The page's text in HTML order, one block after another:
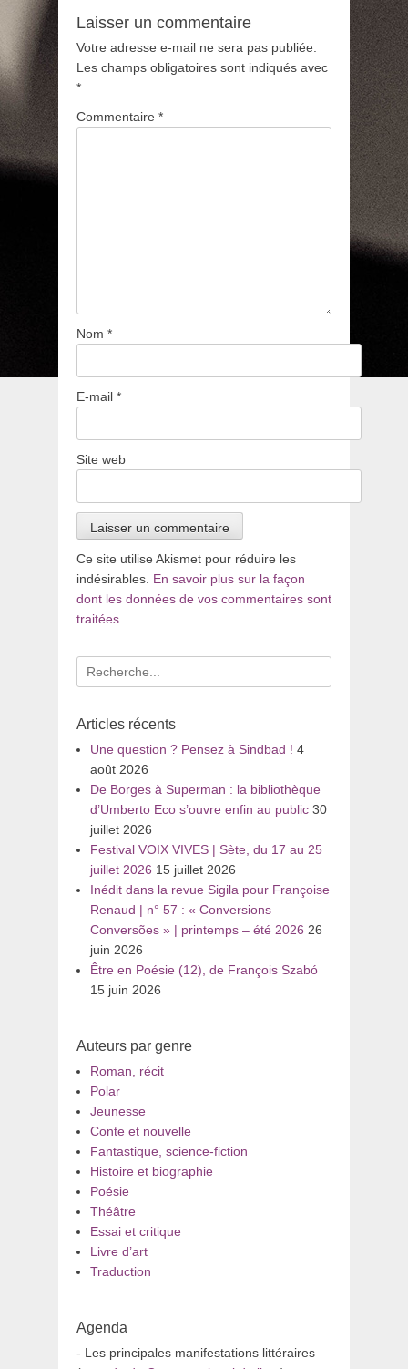
Laisser un commentaire
Votre adresse e-mail ne sera pas publiée.
Les champs obligatoires sont indiqués avec
*
Commentaire *
Nom *
E-mail *
Site web
Ce site utilise Akismet pour réduire les
indésirables. En savoir plus sur la façon
dont les données de vos commentaires sont
traitées
Recherche
pour
Articles récents
Une question ? Pensez à Sindbad ! 4
août 2026
De Borges à Superman : la bibliothèque
d’Umberto Eco s’ouvre enfin au public 30
juillet 2026
Festival VOIX VIVES | Sète, du 17 au 25
juillet 2026 15 juillet 2026
Inédit dans la revue Sigila pour Françoise
Renaud | n° 57 : « Conversions –
Conversões » | printemps – été 2026 26
juin 2026
Être en Poésie (12), de François Szabó
15 juin 2026
Auteurs par genre
Roman, récit
Polar
Jeunesse
Conte et nouvelle
Fantastique, science-fiction
Histoire et biographie
Poésie
Théâtre
Essai et critique
Livre d’art
Traduction
Agenda
- Les principales manifestations littéraires